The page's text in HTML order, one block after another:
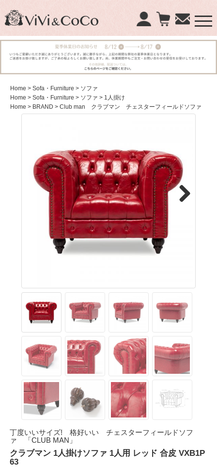
Home > Sofa・Furniture > ソファ
Home > Sofa・Furniture > ソファ > 1人掛け
Home > BRAND > Club man クラブマン チェスターフィールドソファ
丁度いいサイズ! 格好いい チェスターフィールドソフ
ァ 「CLUB MAN」
クラブマン 1人掛けソファ 1人用 レッド 合皮 VXB1P
63
×
商品検索：